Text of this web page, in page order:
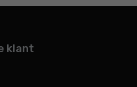
klant